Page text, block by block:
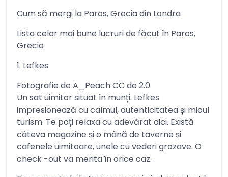
Cum să mergi la Paros, Grecia din Londra
Lista celor mai bune lucruri de făcut în Paros,
Grecia
1. Lefkes
Fotografie de A_Peach CC de 2.0
Un sat uimitor situat în munți. Lefkes
impresionează cu calmul, autenticitatea și micul
turism. Te poți relaxa cu adevărat aici. Există
câteva magazine și o mână de taverne și
cafenele uimitoare, unele cu vederi grozave. O
check -out va merita în orice caz.